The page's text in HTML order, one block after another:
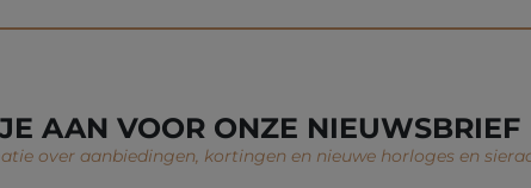
AAN VOOR ONZE NIEUWSBRIEF
over aanbiedingen, kortingen en nieuwe horloges en